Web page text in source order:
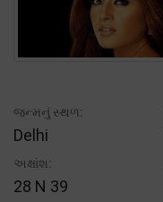
જન્મનું સ્થળ:
Delhi
અક્ષાંશ:
28 N 39